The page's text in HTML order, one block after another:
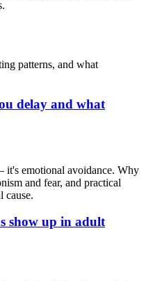
patterns, and what
delay and what
it's emotional avoidance. Why
and fear, and practical
cause.
show up in adult